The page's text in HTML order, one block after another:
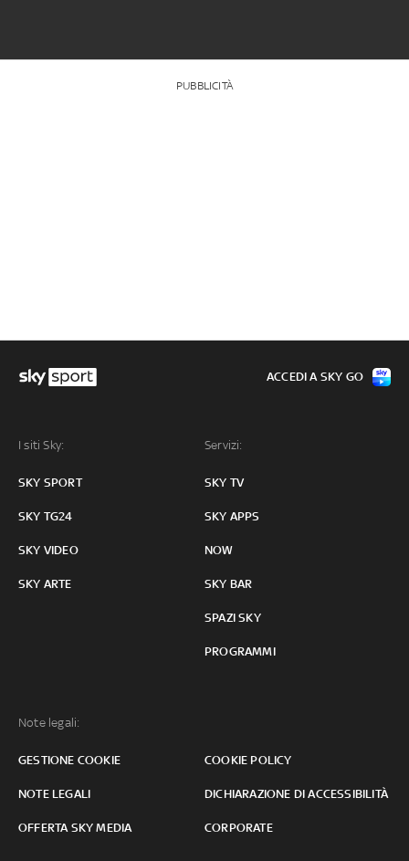
PUBBLICITÀ
I siti Sky:
SKY SPORT
SKY TG24
SKY VIDEO
SKY ARTE
Servizi:
SKY TV
SKY APPS
NOW
SKY BAR
SPAZI SKY
PROGRAMMI
Note legali:
GESTIONE COOKIE COOKIE POLICY
NOTE LEGALI DICHIARAZIONE DI ACCESSIBILITÀ
OFFERTA SKY MEDIA CORPORATE
ACCEDI A SKY GO